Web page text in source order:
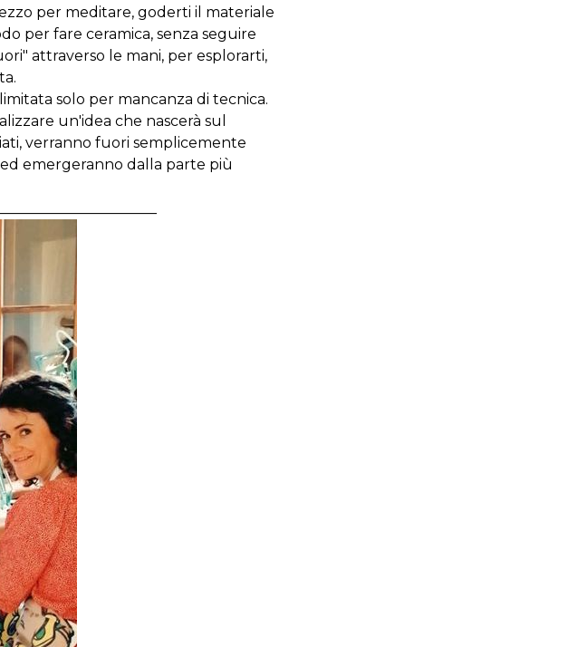
per meditare, goderti il materiale
per fare ceramica, senza seguire
attraverso le mani, per esplorarti,
solo per mancanza di tecnica.
un'idea che nascerà sul
verranno fuori semplicemente
emergeranno dalla parte più